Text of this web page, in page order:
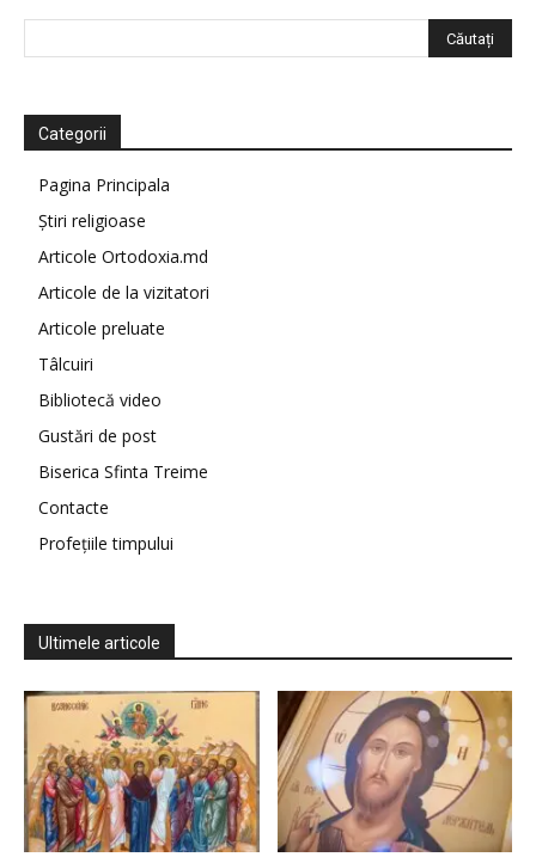
Categorii
Pagina Principala
Știri religioase
Articole Ortodoxia.md
Articole de la vizitatori
Articole preluate
Tâlcuiri
Bibliotecă video
Gustări de post
Biserica Sfinta Treime
Contacte
Profețiile timpului
Ultimele articole